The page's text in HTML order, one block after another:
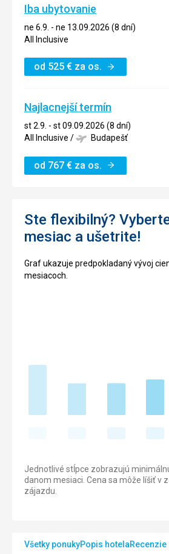
Iba ubytovanie
ne 6.9. - ne 13.09.2026 (8 dní)
All Inclusive
od 525 € za os.
Najlacnejší termín
st 2.9. - st 09.09.2026 (8 dní)
All Inclusive / Budapešť
od 767 € za os.
Ste flexibilný?
mesiac a ušetrite!
Graf ukazuje predpokladaný vývoj
mesiacoch.
Jednotlivé stĺpce zobrazujú
danom mesiaci. Cena sa môže líšiť v
zájazdu.
Všetky ponukyPopis hotelaRecenzie